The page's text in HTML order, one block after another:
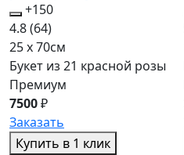
+150
4.8(64)
25 x 70см
Букет из 21 красной розы
Премиум
7500₽
Заказать
Купить в 1 клик